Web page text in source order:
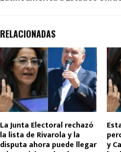
RELACIONADAS
La Junta Electoral rechazó
la lista de Rivarola y la
disputa ahora puede llegar y